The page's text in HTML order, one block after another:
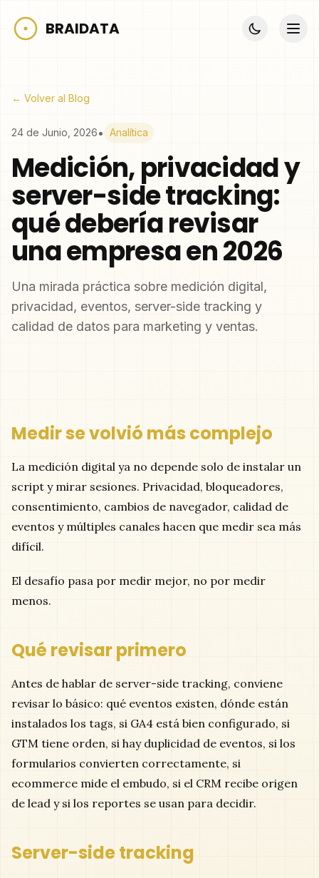
BRAIDATA
← Volver al Blog
24 de Junio, 2026• Analítica
Medición, privacidad y
server-side tracking:
qué debería revisar
una empresa en 2026
Una mirada práctica sobre medición digital,
privacidad, eventos, server-side tracking y
calidad de datos para marketing y ventas.
Medir se volvió más complejo
La medición digital ya no depende solo de instalar un
script y mirar sesiones. Privacidad, bloqueadores,
consentimiento, cambios de navegador, calidad de
eventos y múltiples canales hacen que medir sea más
difícil.
El desafío pasa por medir mejor, no por medir
menos.
Qué revisar primero
Antes de hablar de server-side tracking, conviene
revisar lo básico: qué eventos existen, dónde están
instalados los tags, si GA4 está bien configurado, si
GTM tiene orden, si hay duplicidad de eventos, si los
formularios convierten correctamente, si
ecommerce mide el embudo, si el CRM recibe origen
de lead y si los reportes se usan para decidir.
Server-side tracking